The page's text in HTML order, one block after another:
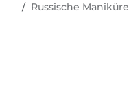
Russische Maniküre